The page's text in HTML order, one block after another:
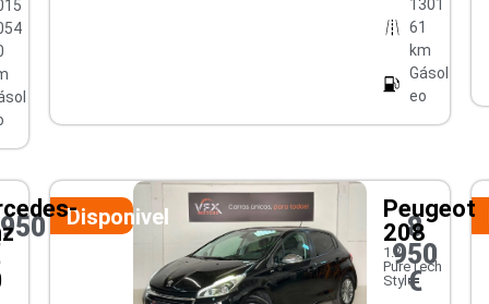
1301
61
km
Gásol
eo
Disponivel
Peugeot
208
1.2
PureTech
Style
8
950
€